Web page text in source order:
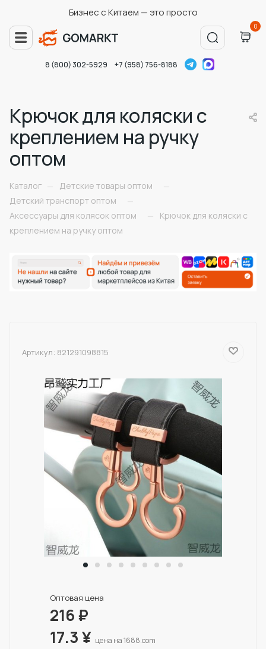
Бизнес с Китаем — это просто
0
8 (800) 302-5929 +7 (958) 756-8188
Крючок для коляски с
креплением на ручку
оптом
Каталог — Детские товары оптом
—
Детский транспорт оптом
—
Аксессуары для колясок оптом
—
Крючок для коляски с
креплением на ручку оптом
Артикул: 821291098815
Оптовая цена
216₽
17.3¥ цена на 1688.com